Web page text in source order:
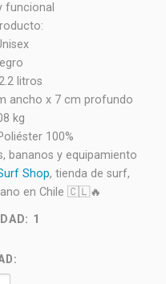
funcional
litros
ancho x 7 cm profundo
kg
100%
bananos y equipamiento
Shop, tienda de surf,
en Chile 🇨🇱🔥
1